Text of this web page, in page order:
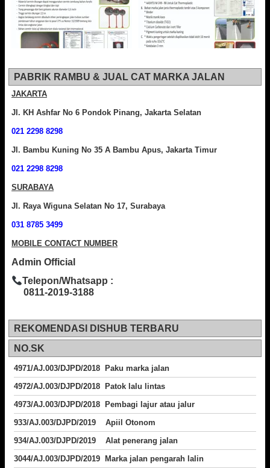
PABRIK RAMBU & JUAL CAT MARKA JALAN
JAKARTA
Jl. KH Ashfar No 6 Pondok Pinang, Jakarta Selatan
021 2298 8298
Jl. Bambu Kuning No 35 A Bambu Apus, Jakarta Timur
021 2298 8298
SURABAYA
Jl. Raya Wiguna Selatan No 17, Surabaya
031 8785 3499
MOBILE CONTACT NUMBER
Admin Official
Telepon/Whatsapp :
0811-2019-3188
REKOMENDASI DISHUB TERBARU
NO.SK
4971/AJ.003/DJPD/2018 Paku marka jalan
4972/AJ.003/DJPD/2018 Patok lalu lintas
4973/AJ.003/DJPD/2018
Pembagi lajur atau jalur
933/AJ.003/DJPD/2019 Apiil Otonom
934/AJ.003/DJPD/2019 Alat penerang jalan
3044/AJ.003/DJPD/2019 Marka jalan pengarah lalin